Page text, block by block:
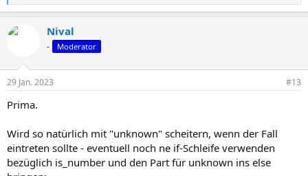
e
k
e
:
Nival
- Moderator
29 Jan. 2023 #13
Prima.
Wird so natürlich mit "unknown" scheitern, wenn der Fall
eintreten sollte - eventuell noch ne if-Schleife verwenden
bezüglich is_number und den Part für unknown ins else